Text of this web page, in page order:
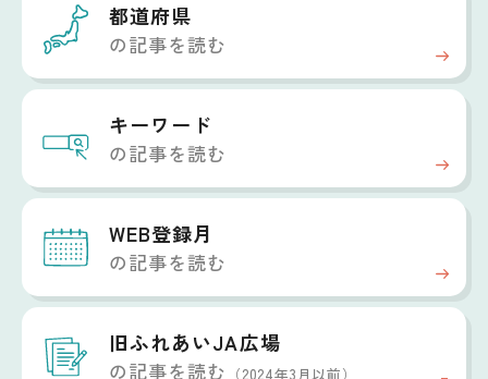
都道府県
の記事を読む
キーワード
の記事を読む
WEB登録月
の記事を読む
旧ふれあいJA広場
の記事を読む （2024年3月以前）